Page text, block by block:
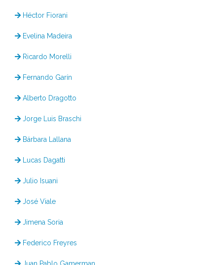
Héctor Fiorani
Evelina Madeira
Ricardo Morelli
Fernando Garín
Alberto Dragotto
Jorge Luis Braschi
Bárbara Lallana
Lucas Dagatti
Julio Isuani
José Viale
Jimena Soria
Federico Freyres